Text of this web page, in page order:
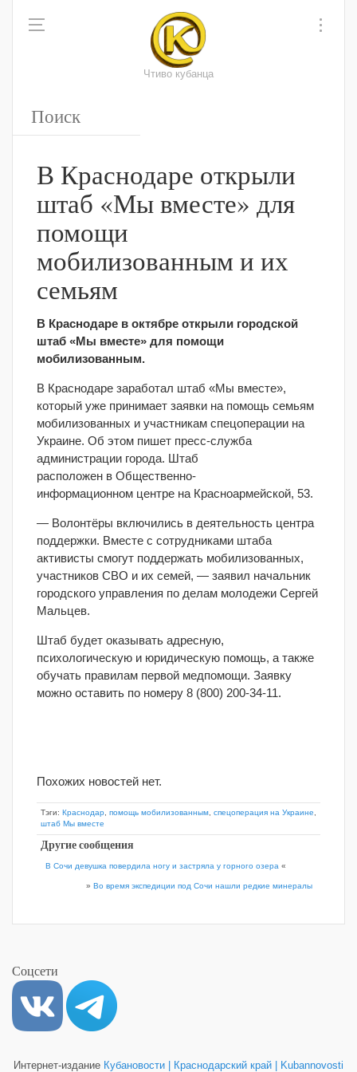
Чтиво кубанца
В Краснодаре открыли
штаб «Мы вместе» для
помощи
мобилизованным и их
семьям
В Краснодаре в октябре открыли городской
штаб «Мы вместе» для помощи
мобилизованным.
В Краснодаре заработал штаб «Мы вместе»,
который уже принимает заявки на помощь семьям
мобилизованных и участникам спецоперации на
Украине. Об этом пишет пресс-служба
администрации города. Штаб
расположен в Общественно-
информационном центре на Красноармейской, 53.
— Волонтёры включились в деятельность центра
поддержки. Вместе с сотрудниками штаба
активисты смогут поддержать мобилизованных,
участников СВО и их семей, — заявил начальник
городского управления по делам молодежи Сергей
Мальцев.
Штаб будет оказывать адресную,
психологическую и юридическую помощь, а также
обучать правилам первой медпомощи. Заявку
можно оставить по номеру 8 (800) 200-34-11.
Похожих новостей нет.
Тэги: Краснодар помощь мобилизованным спецоперация на Украине
штаб Мы вместе
Другие сообщения
В Сочи девушка повердила ногу и застряла у горного озера «
» Во время экспедиции под Сочи нашли редкие минералы
Соцсети
Интернет-издание Кубановости | Краснодарский край | Kubannovosti